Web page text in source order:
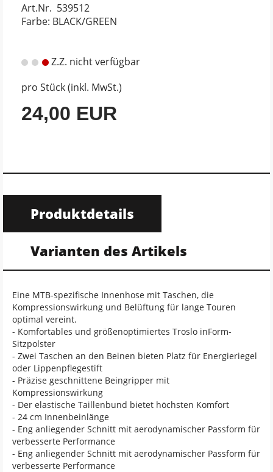
Art.Nr. 539512
Farbe: BLACK/GREEN
Z.Z. nicht verfügbar
pro Stück (inkl. MwSt.)
24,00 EUR
Produktdetails
Varianten des Artikels
Eine MTB-spezifische Innenhose mit Taschen, die
Kompressionswirkung und Belüftung für lange Touren
optimal vereint.
- Komfortables und größenoptimiertes Troslo inForm-
Sitzpolster
- Zwei Taschen an den Beinen bieten Platz für Energieriegel
oder Lippenpflegestift
- Präzise geschnittene Beingripper mit
Kompressionswirkung
- Der elastische Taillenbund bietet höchsten Komfort
- 24 cm Innenbeinlänge
- Eng anliegender Schnitt mit aerodynamischer Passform für
verbesserte Performance
- Eng anliegender Schnitt mit aerodynamischer Passform für
verbesserte Performance